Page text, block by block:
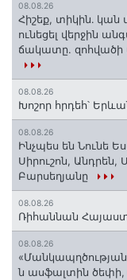
08.08.26
Հիշեք, տիկին․ կան
ունեցել վերջին
ճակատը.
08.08.26
Խոշոր հրդեհ՝
08.08.26
Ինչպես են Նունե
Սիրուշոն,
Բարսեղյանը
08.08.26
Ռիհաննան
08.08.26
ն ասֆալտին ծեփի,